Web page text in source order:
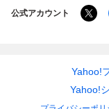
公式アカウント
Yahoo!
Yahoo!